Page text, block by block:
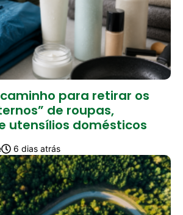
para retirar os
de roupas,
utensílios domésticos
6 dias atrás